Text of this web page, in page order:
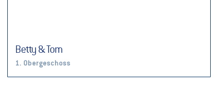
Betty & Tom
1. Obergeschoss